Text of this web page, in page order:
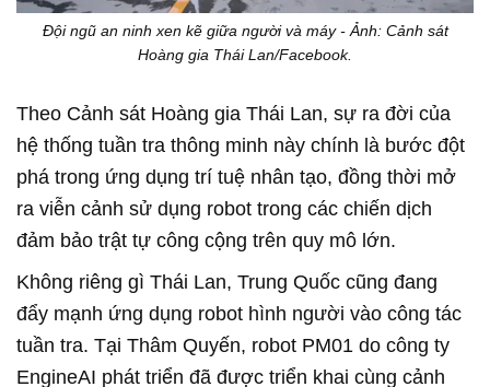
Đội ngũ an ninh xen kẽ giữa người và máy - Ảnh: Cảnh sát
Hoàng gia Thái Lan/Facebook.
Theo Cảnh sát Hoàng gia Thái Lan, sự ra đời của
hệ thống tuần tra thông minh này chính là bước đột
phá trong ứng dụng trí tuệ nhân tạo, đồng thời mở
ra viễn cảnh sử dụng robot trong các chiến dịch
đảm bảo trật tự công cộng trên quy mô lớn.
Không riêng gì Thái Lan, Trung Quốc cũng đang
đẩy mạnh ứng dụng robot hình người vào công tác
tuần tra. Tại Thâm Quyến, robot PM01 do công ty
EngineAI phát triển đã được triển khai cùng cảnh